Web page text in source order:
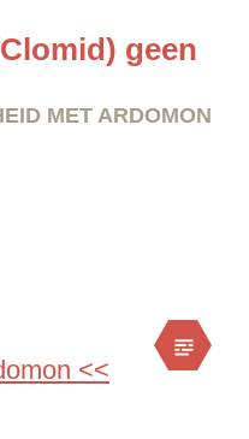
geen
MET ARDOMON
<<